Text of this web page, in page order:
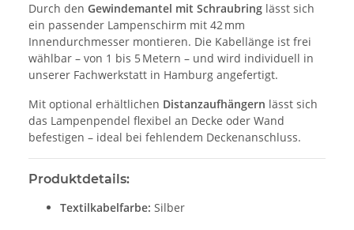
Durch den Gewindemantel mit Schraubring lässt sich
ein passender Lampenschirm mit 42 mm
Innendurchmesser montieren. Die Kabellänge ist frei
wählbar – von 1 bis 5 Metern – und wird individuell in
unserer Fachwerkstatt in Hamburg angefertigt.
Mit optional erhältlichen Distanzaufhängern lässt sich
das Lampenpendel flexibel an Decke oder Wand
befestigen – ideal bei fehlendem Deckenanschluss.
Produktdetails:
Textilkabelfarbe: Silber